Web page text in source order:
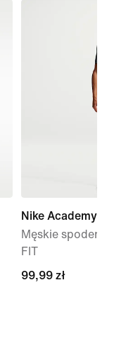
Nike Academy
Męskie spodenki
FIT
99,99 zł
99,99 zł